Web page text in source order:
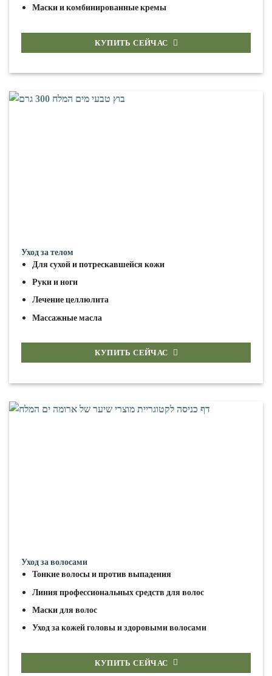
Маски и комбинированные кремы
КУПИТЬ СЕЙЧАС
Уход за телом
Для сухой и потрескавшейся кожи
Руки и ноги
Лечение целлюлита
Массажные масла
КУПИТЬ СЕЙЧАС
Уход за волосами
Тонкие волосы и против выпадения
Линия профессиональных средств для волос
Маски для волос
Уход за кожей головы и здоровыми волосами
КУПИТЬ СЕЙЧАС